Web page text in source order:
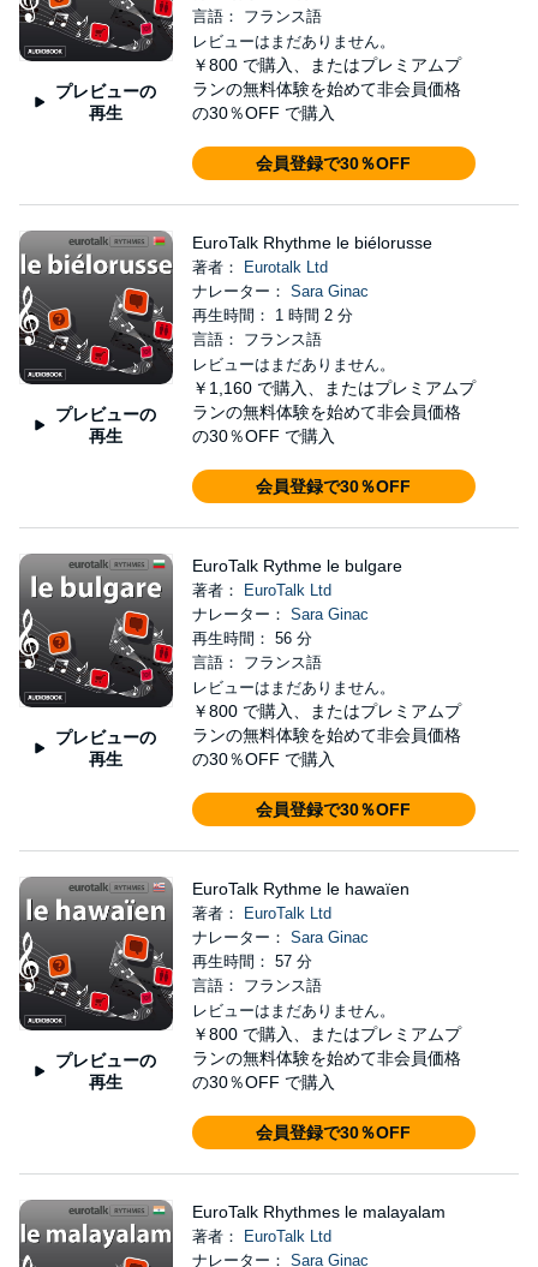
プレビューの
再生
言語： フランス語
レビューはまだありません。
￥800 で購入、またはプレミアムプ
ランの無料体験を始めて非会員価格
の30％OFF で購入
会員登録で30％OFF
プレビューの
再生
EuroTalk Rhythme le biélorusse
著者：
Eurotalk Ltd
ナレーター： Sara Ginac
再生時間： 1 時間 2 分
言語： フランス語
レビューはまだありません。
￥1,160 で購入、またはプレミアムプ
ランの無料体験を始めて非会員価格
の30％OFF で購入
会員登録で30％OFF
プレビューの
再生
EuroTalk Rythme le bulgare
著者：
EuroTalk Ltd
ナレーター： Sara Ginac
再生時間： 56 分
言語： フランス語
レビューはまだありません。
￥800 で購入、またはプレミアムプ
ランの無料体験を始めて非会員価格
の30％OFF で購入
会員登録で30％OFF
プレビューの
再生
EuroTalk Rythme le hawaïen
著者：
EuroTalk Ltd
ナレーター： Sara Ginac
再生時間： 57 分
言語： フランス語
レビューはまだありません。
￥800 で購入、またはプレミアムプ
ランの無料体験を始めて非会員価格
の30％OFF で購入
会員登録で30％OFF
EuroTalk Rhythmes le malayalam
著者：
EuroTalk Ltd
ナレーター： Sara Ginac